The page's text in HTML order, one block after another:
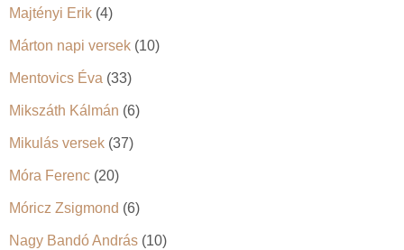
Majtényi Erik (4)
Márton napi versek (10)
Mentovics Éva (33)
Mikszáth Kálmán (6)
Mikulás versek (37)
Móra Ferenc (20)
Móricz Zsigmond (6)
Nagy Bandó András (10)